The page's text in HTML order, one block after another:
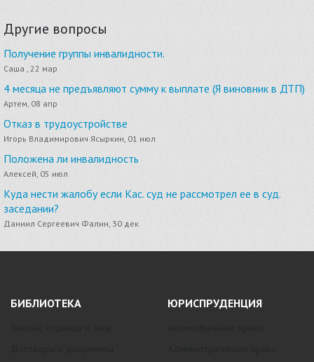
Другие вопросы
Получение группы инвалидности.
Саша , 22 мар
4 месяца не предъявляют сумму к выплате (Я виновник в ДТП)
Артем, 08 апр
Отказ в трудоустройстве
Игорь Владимирович Ясыркин, 01 июл
Положена ли инвалидность
Алексей, 05 июл
Куда нести жалобу если Кас. суд не рассмотрел ее в суд.
заседании?
Даниил Сергеевич Фалин, 30 дек
БИБЛИОТЕКА ЮРИСПРУДЕНЦИЯ